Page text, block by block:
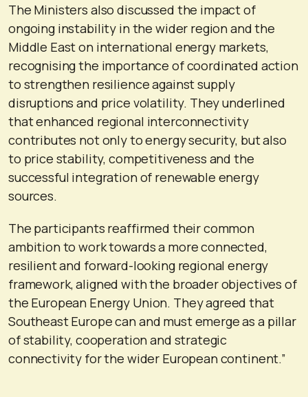
The Ministers also discussed the impact of
ongoing instability in the wider region and the
Middle East on international energy markets,
recognising the importance of coordinated action
to strengthen resilience against supply
disruptions and price volatility. They underlined
that enhanced regional interconnectivity
contributes not only to energy security, but also
to price stability, competitiveness and the
successful integration of renewable energy
sources.
The participants reaffirmed their common
ambition to work towards a more connected,
resilient and forward-looking regional energy
framework, aligned with the broader objectives of
the European Energy Union. They agreed that
Southeast Europe can and must emerge as a pillar
of stability, cooperation and strategic
connectivity for the wider European continent.”